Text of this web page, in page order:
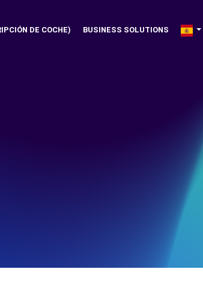
DE COCHE) BUSINESS SOLUTIONS